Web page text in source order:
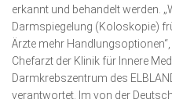
erkannt und behandelt werden.
Darmspiegelung (Koloskopie)
Ärzte mehr Handlungsoptionen“,
Chefarzt der Klinik für Innere
Darmkrebszentrum des
verantwortet. Im von der